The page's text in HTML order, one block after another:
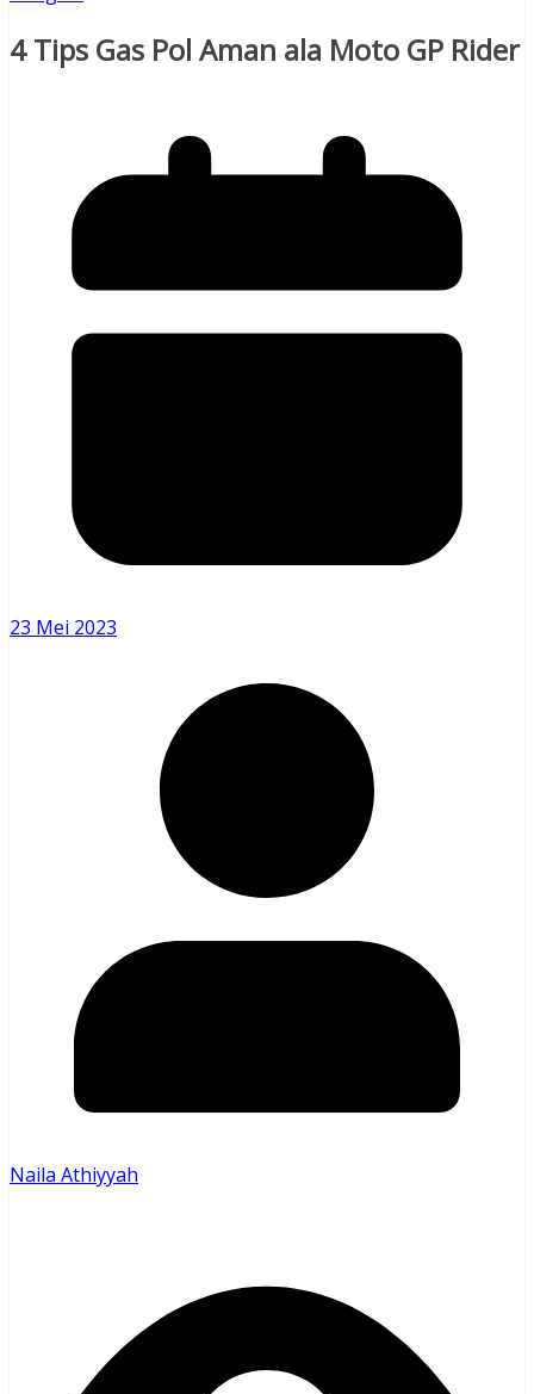
4 Tips Gas Pol Aman ala Moto GP Rider
23 Mei 2023
Naila Athiyyah